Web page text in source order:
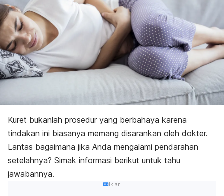
Kuret bukanlah prosedur yang berbahaya karena
tindakan ini biasanya memang disarankan oleh dokter.
Lantas bagaimana jika Anda mengalami pendarahan
setelahnya? Simak informasi berikut untuk tahu
jawabannya.
Iklan